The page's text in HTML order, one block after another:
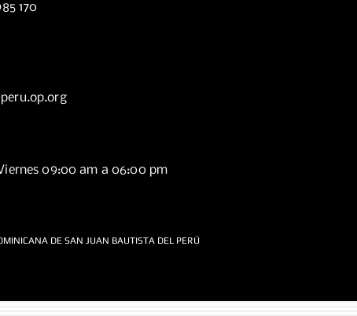
170
09:00 am a 06:00 pm
DE SAN JUAN BAUTISTA DEL PERÚ